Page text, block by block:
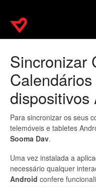
Sincronizar
dispositivos
Para sincronizar os seus
telemóveis e tabletes
Sooma Dav.
Uma vez instalada a
necessário qualquer
Android confere